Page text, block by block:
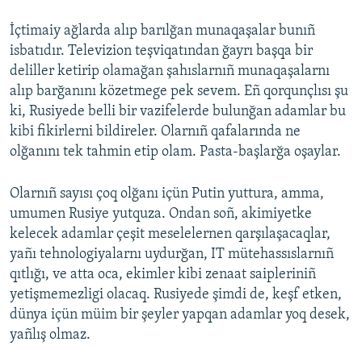
İçtimaiy ağlarda alıp barılğan munaqaşalar bunıñ
isbatıdır. Televizion teşviqatından ğayrı başqa bir
deliller ketirip olamağan şahıslarnıñ munaqaşalarnı
alıp barğanını közetmege pek sevem. Eñ qorqunçlısı şu
ki, Rusiyede belli bir vazifelerde bulunğan adamlar bu
kibi fikirlerni bildireler. Olarnıñ qafalarında ne
olğanını tek tahmin etip olam. Pasta-başlarğa oşaylar.
Olarnıñ sayısı çoq olğanı içün Putin yuttura, amma,
umumen Rusiye yutquza. Ondan soñ, akimiyetke
kelecek adamlar çeşit meselelernen qarşılaşacaqlar,
yañı tehnologiyalarnı uydurğan, IT mütehassıslarnıñ
qıtlığı, ve atta oca, ekimler kibi zenaat saipleriniñ
yetişmemezligi olacaq. Rusiyede şimdi de, keşf etken,
dünya içün müim bir şeyler yapqan adamlar yoq desek,
yañlış olmaz.